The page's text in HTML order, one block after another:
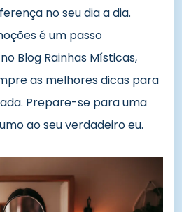
no seu dia a dia.
é um passo
Blog Rainhas Místicas,
as melhores dicas para
Prepare-se para uma
ao seu verdadeiro eu.